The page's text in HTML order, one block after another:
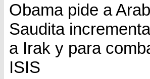
Obama pide a
Saudita
a Irak y para
ISIS